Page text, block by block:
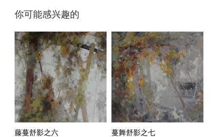
你可能感兴趣的
藤蔓舒影之六 蔓舞舒影之七